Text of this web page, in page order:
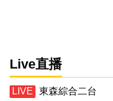
Live直播
東森綜合二台